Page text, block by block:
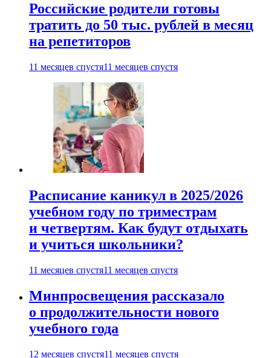
Российские родители готовы
тратить до 50 тыс. рублей в месяц
на репетиторов
11 месяцев спустя11 месяцев спустя
Расписание каникул в 2025/2026
учебном году по триместрам
и четвертям. Как будут отдыхать
и учиться школьники?
11 месяцев спустя11 месяцев спустя
Минпросвещения рассказало
о продолжительности нового
учебного года
12 месяцев спустя11 месяцев спустя